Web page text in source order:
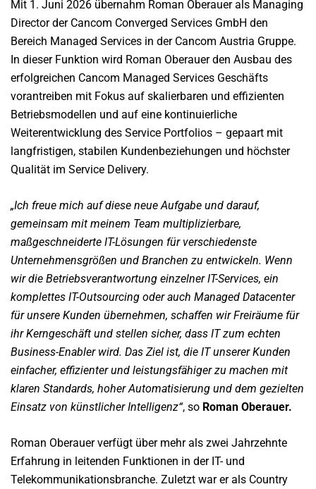
Mit 1. Juni 2026 übernahm Roman Oberauer als Managing
Director der Cancom Converged Services GmbH den
Bereich Managed Services in der Cancom Austria Gruppe.
In dieser Funktion wird Roman Oberauer den Ausbau des
erfolgreichen Cancom Managed Services Geschäfts
vorantreiben mit Fokus auf skalierbaren und effizienten
Betriebsmodellen und auf eine kontinuierliche
Weiterentwicklung des Service Portfolios – gepaart mit
langfristigen, stabilen Kundenbeziehungen und höchster
Qualität im Service Delivery.
„Ich freue mich auf diese neue Aufgabe und darauf,
gemeinsam mit meinem Team multiplizierbare,
maßgeschneiderte IT-Lösungen für verschiedenste
Unternehmensgrößen und Branchen zu entwickeln. Wenn
wir die Betriebsverantwortung einzelner IT-Services, ein
komplettes IT-Outsourcing oder auch Managed Datacenter
für unsere Kunden übernehmen, schaffen wir Freiräume für
ihr Kerngeschäft und stellen sicher, dass IT zum echten
Business-Enabler wird. Das Ziel ist, die IT unserer Kunden
einfacher, effizienter und leistungsfähiger zu machen mit
klaren Standards, hoher Automatisierung und dem gezielten
Einsatz von künstlicher Intelligenz“, so Roman Oberauer.
Roman Oberauer verfügt über mehr als zwei Jahrzehnte
Erfahrung in leitenden Funktionen in der IT- und
Telekommunikationsbranche. Zuletzt war er als Country